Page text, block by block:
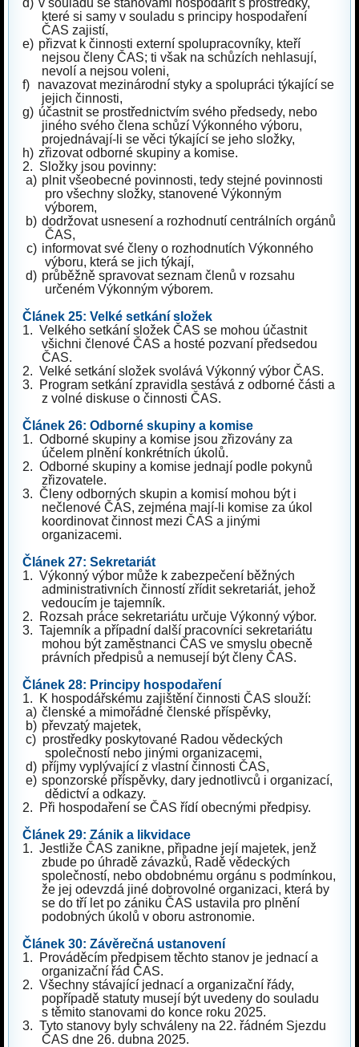
d) v souladu se stanovami hospodařit s prostředky,
které si samy v souladu s principy hospodaření
ČAS zajistí,
e) přizvat k činnosti externí spolupracovníky, kteří
nejsou členy ČAS; ti však na schůzích nehlasují,
nevolí a nejsou voleni,
f)
navazovat mezinárodní styky a spolupráci týkající se
jejich činnosti,
g) účastnit se prostřednictvím svého předsedy, nebo
jiného svého člena schůzí Výkonného výboru,
projednávají-li se věci týkající se jeho složky,
h) zřizovat odborné skupiny a komise.
2. Složky jsou povinny:
a) plnit všeobecné povinnosti, tedy stejné povinnosti
pro všechny složky, stanovené Výkonným
výborem,
b) dodržovat usnesení a rozhodnutí centrálních orgánů
ČAS,
c) informovat své členy o rozhodnutích Výkonného
výboru, která se jich týkají,
d) průběžně spravovat seznam členů v rozsahu
určeném Výkonným výborem.
Článek 25: Velké setkání složek
1. Velkého setkání složek ČAS se mohou účastnit
všichni členové ČAS a hosté pozvaní předsedou
ČAS.
2. Velké setkání složek svolává Výkonný výbor ČAS.
3.
Program setkání zpravidla sestává z odborné části a
z volné diskuse o činnosti ČAS.
Článek 26: Odborné skupiny a komise
1. Odborné skupiny a komise jsou zřizovány za
účelem plnění konkrétních úkolů.
2. Odborné skupiny a komise jednají podle pokynů
zřizovatele.
3. Členy odborných skupin a komisí mohou být i
nečlenové ČAS, zejména mají-li komise za úkol
koordinovat činnost mezi ČAS a jinými
organizacemi.
Článek 27: Sekretariát
1. Výkonný výbor může k zabezpečení běžných
administrativních činností zřídit sekretariát, jehož
vedoucím je tajemník.
2.
Rozsah práce sekretariátu určuje Výkonný výbor.
3. Tajemník a případní další pracovníci sekretariátu
mohou být zaměstnanci ČAS ve smyslu obecně
právních předpisů a nemusejí být členy ČAS.
Článek 28: Principy hospodaření
1.
K hospodářskému zajištění činnosti ČAS slouží:
a) členské a mimořádné členské příspěvky,
b) převzatý majetek,
c) prostředky poskytované Radou vědeckých
společností nebo jinými organizacemi,
d) příjmy vyplývající z vlastní činnosti ČAS,
e) sponzorské příspěvky, dary jednotlivců i organizací,
dědictví a odkazy.
2.
Při hospodaření se ČAS řídí obecnými předpisy.
Článek 29: Zánik a likvidace
1. Jestliže ČAS zanikne, připadne její majetek, jenž
zbude po úhradě závazků, Radě vědeckých
společností, nebo obdobnému orgánu s podmínkou,
že jej odevzdá jiné dobrovolné organizaci, která by
se do tří let po zániku ČAS ustavila pro plnění
podobných úkolů v oboru astronomie.
Článek 30: Závěrečná ustanovení
1.
Prováděcím předpisem těchto stanov je jednací a
organizační řád ČAS.
2. Všechny stávající jednací a organizační řády,
popřípadě statuty musejí být uvedeny do souladu
s těmito stanovami do konce roku 2025.
3. Tyto stanovy byly schváleny na 22. řádném Sjezdu
ČAS dne 26. dubna 2025.